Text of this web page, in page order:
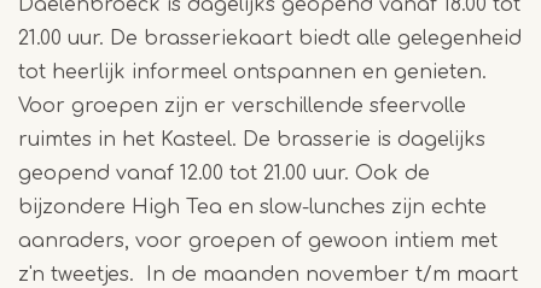
Daelenbroeck is dagelijks geopend vanaf 18.00 tot
21.00 uur. De brasseriekaart biedt alle gelegenheid
tot heerlijk informeel ontspannen en genieten.
Voor groepen zijn er verschillende sfeervolle
ruimtes in het Kasteel. De brasserie is dagelijks
geopend vanaf 12.00 tot 21.00 uur. Ook de
bijzondere High Tea en slow-lunches zijn echte
aanraders, voor groepen of gewoon intiem met
z'n tweetjes. In de maanden november t/m maart